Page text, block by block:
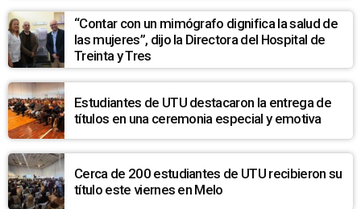
“Contar con un mimógrafo dignifica la salud de
las mujeres”, dijo la Directora del Hospital de
Treinta y Tres
Estudiantes de UTU destacaron la entrega de
títulos en una ceremonia especial y emotiva
Cerca de 200 estudiantes de UTU recibieron su
título este viernes en Melo